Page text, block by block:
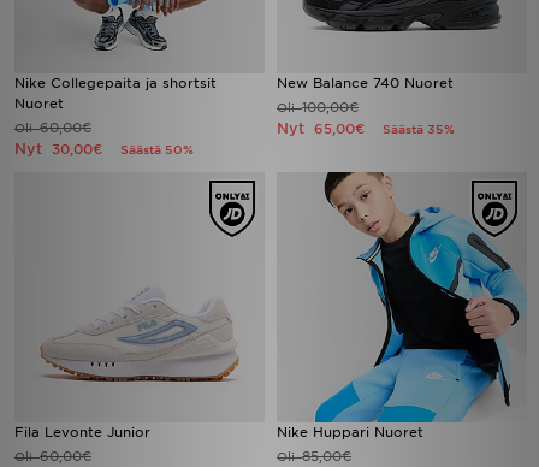
Nike Collegepaita ja shortsit
Nuoret
Oli60,00€
Nyt 30,00€ Säästä 50%
New Balance 740 Nuoret
Oli100,00€
Nyt 65,00€ Säästä 35%
Fila Levonte Junior
Oli60,00€
Nike Huppari Nuoret
Oli85,00€